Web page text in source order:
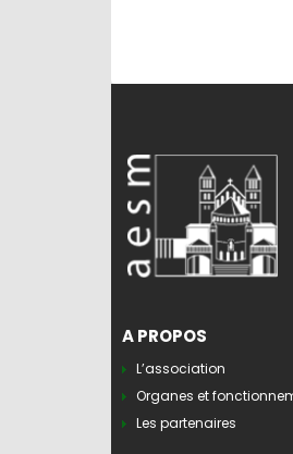
A PROPOS
L’association
Organes et
Les partenaires